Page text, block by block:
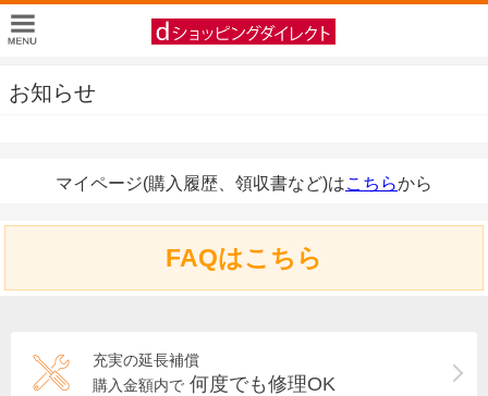
お知らせ
マイページ(購入履歴、領収書など)はこちらから
FAQはこちら
充実の延長補償
購入金額内で 何度でも修理OK